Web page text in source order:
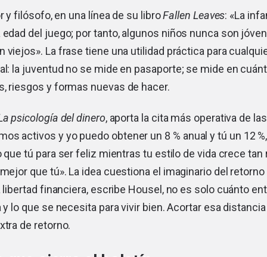
y filósofo, en una línea de su libroFallen Leaves: «La
del juego; por tanto, algunos niños nunca son
viejos». La frase tiene una utilidad práctica para
la juventud no se mide en pasaporte; se mide en
riesgos y formas nuevas de hacer.
psicología del dinero, aporta la cita más operativa de
activos y yo puedo obtener un 8 % anual y tú un 12
que tú para ser feliz mientras tu estilo de vida crece
que tú». La idea cuestiona el imaginario del
financiera, escribe Housel, no es solo cuánto
lo que se necesita para vivir bien. Acortar esa
de retorno.